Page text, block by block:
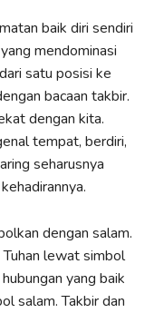
baik diri sendiri
mendominasi
satu posisi ke
bacaan takbir.
dengan kita.
tempat, berdiri,
seharusnya
dengan salam.
lewat simbol
yang baik
salam. Takbir dan